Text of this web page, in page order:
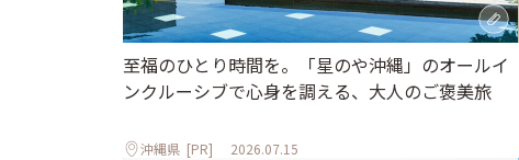
至福のひとり時間を。「星のや沖縄」のオールイ
ンクルーシブで心身を調える、大人のご褒美旅
沖縄県 [PR] 2026.07.15